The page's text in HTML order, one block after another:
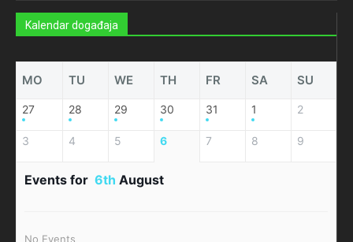
Kalendar događaja
MO TU WE TH FR SA SU
27 28 29 30 31 1 2
3 4 5 6 7 8 9
Events for 6th August
No Events